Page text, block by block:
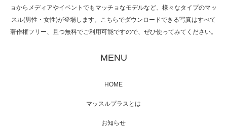
映画「メカバース」舞台挨拶へマッスルプラ
ョからメディアやイベントでもマッチョなモデルなど、様々なタイプのマッ
スル(男性・女性)が登場します。こちらでダウンロードできる写真はすべて
著作権フリー、且つ無料でご利用可能ですので、ぜひ使ってみてください。
MENU
HOME
マッスルプラスとは
お知らせ